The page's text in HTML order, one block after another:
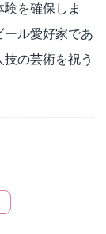
を確保しま
ル愛好家であ
の芸術を祝う